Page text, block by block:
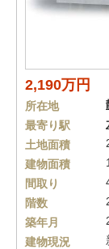
2,190万円
所在地
最寄り駅
土地面積
建物面積
間取り
階数
築年月
建物現況